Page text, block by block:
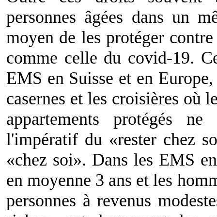
personnes âgées dans un
moyen de les protéger
comme celle du covid-19.
EMS en Suisse et en
casernes et les croisières où
appartements protégés
l'impératif du «rester chez
«chez soi». Dans les EMS
en moyenne 3 ans et les
personnes à revenus